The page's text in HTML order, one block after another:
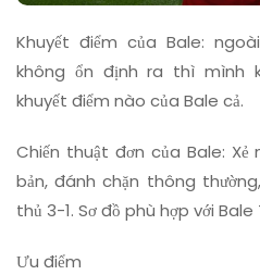
Khuyết điểm của Bale:
không ổn định ra thì mình
khuyết điểm nào của Bale cả.
Chiến thuật đơn của Bale:
bản, đánh chặn thông
thủ 3-1. Sơ đồ phù hợp với
Ưu điểm